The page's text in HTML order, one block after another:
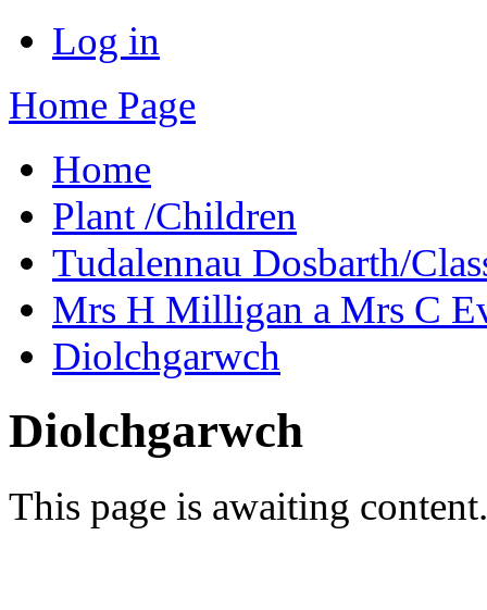
Log in
Home Page
Home
Plant /Children
Tudalennau Dosbarth/
Mrs H Milligan a Mrs C
Diolchgarwch
Diolchgarwch
This page is awaiting content.